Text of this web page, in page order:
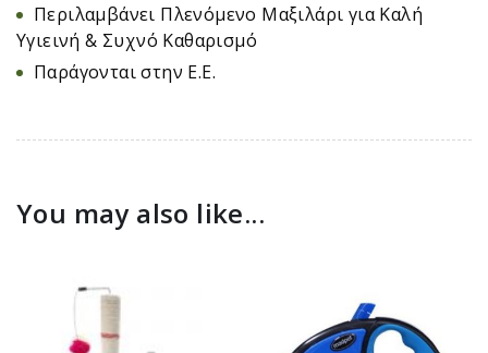
Περιλαμβάνει Πλενόμενο Μαξιλάρι για Καλή
Υγιεινή & Συχνό Καθαρισμό
Παράγονται στην Ε.Ε.
You may also like...